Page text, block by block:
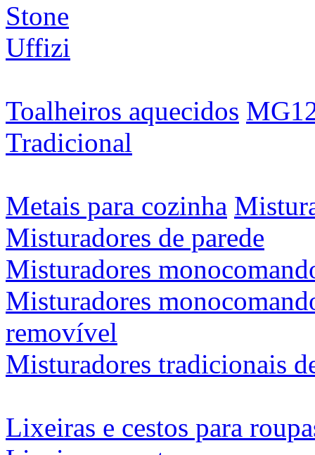
Stone
Uffizi
Toalheiros aquecidos
Tradicional
Metais para cozinha
Misturadores de parede
Misturadores
Misturadores
removível
Misturadores tradicionais
Lixeiras e cestos para